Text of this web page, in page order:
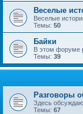
Веселые
Веселые
Темы: 50
Байки
В этом форуме
Темы: 39
Разговоры
Здесь
Темы: 67